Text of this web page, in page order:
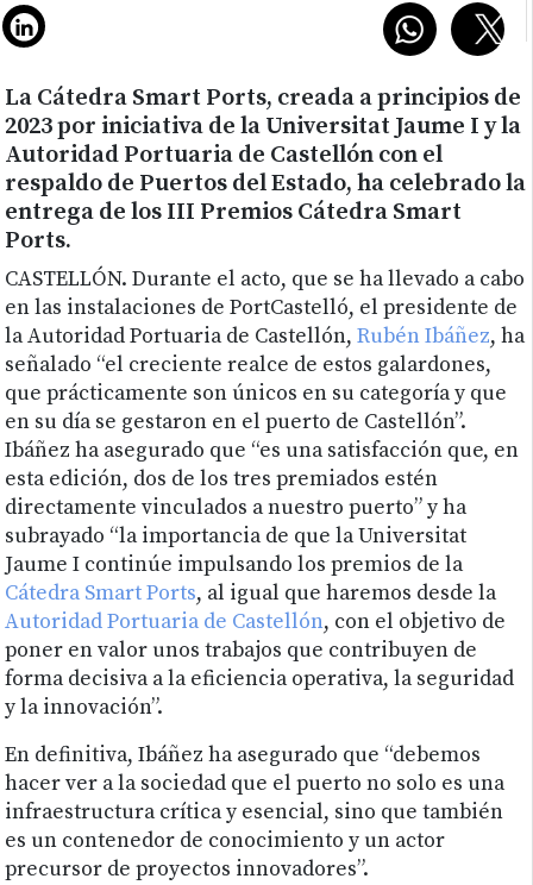
La Cátedra Smart Ports, creada a principios de
2023 por iniciativa de la Universitat Jaume I y la
Autoridad Portuaria de Castellón con el
respaldo de Puertos del Estado, ha celebrado la
entrega de los III Premios Cátedra Smart
Ports.
CASTELLÓN. Durante el acto, que se ha llevado a cabo
en las instalaciones de PortCastelló, el presidente de
la Autoridad Portuaria de Castellón,Rubén Ibáñez, ha
señalado “el creciente realce de estos galardones,
que prácticamente son únicos en su categoría y que
en su día se gestaron en el puerto de Castellón”.
Ibáñez ha asegurado que “es una satisfacción que, en
esta edición, dos de los tres premiados estén
directamente vinculados a nuestro puerto” y ha
subrayado “la importancia de que la Universitat
Jaume I continúe impulsando los premios de la
Cátedra Smart Ports, al igual que haremos desde la
Autoridad Portuaria de Castellón, con el objetivo de
poner en valor unos trabajos que contribuyen de
forma decisiva a la eficiencia operativa, la seguridad
y la innovación”.
En definitiva, Ibáñez ha asegurado que “debemos
hacer ver a la sociedad que el puerto no solo es una
infraestructura crítica y esencial, sino que también
es un contenedor de conocimiento y un actor
precursor de proyectos innovadores”.